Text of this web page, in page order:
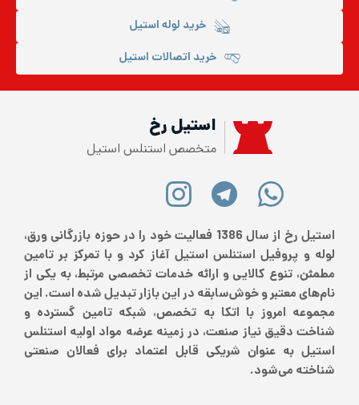
خرید لوله استیل
خرید اتصالات استیل
استیل رخ
متخصص استنلس استیل
استیل رخ از سال 1386 فعالیت خود را در حوزه بازرگانی ورق،
لوله و پروفیل استنلس استیل آغاز کرد و با تمرکز بر تامین
مطمئن، تنوع کالایی و ارائه خدمات تخصصی مرتبط، به یکی از
نام‌های معتبر و خوش‌سابقه در این بازار تبدیل شده است. این
مجموعه امروز با اتکا به تخصص، شبکه تامین گسترده و
شناخت دقیق نیاز صنعت، در زمینه عرضه مواد اولیه استنلس
استیل به عنوان شریکی قابل اعتماد برای فعالان صنعتی
شناخته می‌شود.